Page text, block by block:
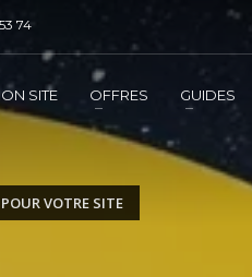
?
la prestation au panier
de l'exécution de la prestation
74
SITE OFFRES GUIDES
VOTRE SITE